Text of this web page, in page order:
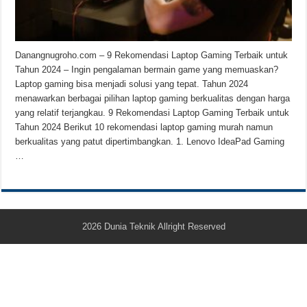
Teknologi Bikin Bisnis Makanan Kamu Makin Cuan! Begini Cara Buka
Danangnugroho.com – 9 Rekomendasi Laptop Gaming Terbaik untuk
Tahun 2024 – Ingin pengalaman bermain game yang memuaskan?
Laptop gaming bisa menjadi solusi yang tepat. Tahun 2024
menawarkan berbagai pilihan laptop gaming berkualitas dengan harga
yang relatif terjangkau. 9 Rekomendasi Laptop Gaming Terbaik untuk
Tahun 2024 Berikut 10 rekomendasi laptop gaming murah namun
berkualitas yang patut dipertimbangkan. 1. Lenovo IdeaPad Gaming
2026 Dunia Teknik Allright Reserved